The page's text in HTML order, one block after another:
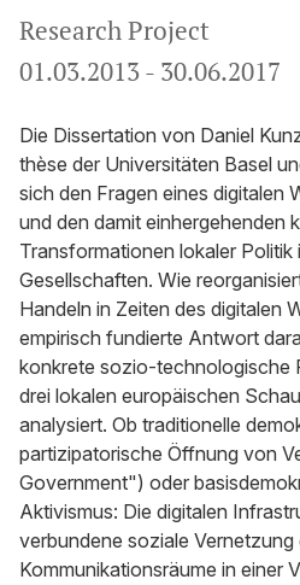
Research Project
01.03.2013- 30.06.2017
Die Dissertation von Daniel
thèse der Universitäten Basel
sich den Fragen eines digitalen
und den damit einhergehenden
Transformationen lokaler Politik
Gesellschaften. Wie
Handeln in Zeiten des digitalen
empirisch fundierte Antwort
konkrete sozio-technologische
drei lokalen europäischen
analysiert. Ob traditionelle
partizipatorische Öffnung von
Government") oder
Aktivismus: Die digitalen
verbundene soziale Vernetzung
Kommunikationsräume in einer